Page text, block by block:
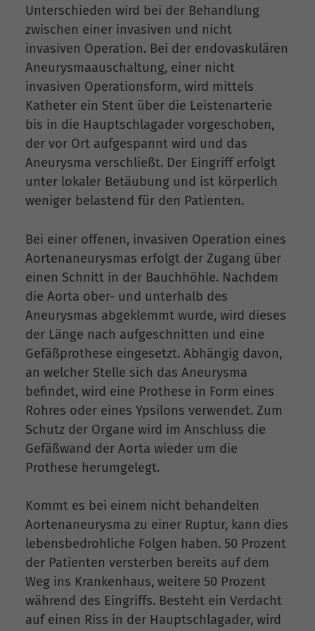
Unterschieden wird bei der Behandlung
zwischen einer invasiven und nicht
invasiven Operation. Bei der endovaskulären
Aneurysmaauschaltung, einer nicht
invasiven Operationsform, wird mittels
Katheter ein Stent über die Leistenarterie
bis in die Hauptschlagader vorgeschoben,
der vor Ort aufgespannt wird und das
Aneurysma verschließt. Der Eingriff erfolgt
unter lokaler Betäubung und ist körperlich
weniger belastend für den Patienten.
Bei einer offenen, invasiven Operation eines
Aortenaneurysmas erfolgt der Zugang über
einen Schnitt in der Bauchhöhle. Nachdem
die Aorta ober- und unterhalb des
Aneurysmas abgeklemmt wurde, wird dieses
der Länge nach aufgeschnitten und eine
Gefäßprothese eingesetzt. Abhängig davon,
an welcher Stelle sich das Aneurysma
befindet, wird eine Prothese in Form eines
Rohres oder eines Ypsilons verwendet. Zum
Schutz der Organe wird im Anschluss die
Gefäßwand der Aorta wieder um die
Prothese herumgelegt.
Kommt es bei einem nicht behandelten
Aortenaneurysma zu einer Ruptur, kann dies
lebensbedrohliche Folgen haben. 50 Prozent
der Patienten versterben bereits auf dem
Weg ins Krankenhaus, weitere 50 Prozent
während des Eingriffs. Besteht ein Verdacht
auf einen Riss in der Hauptschlagader, wird